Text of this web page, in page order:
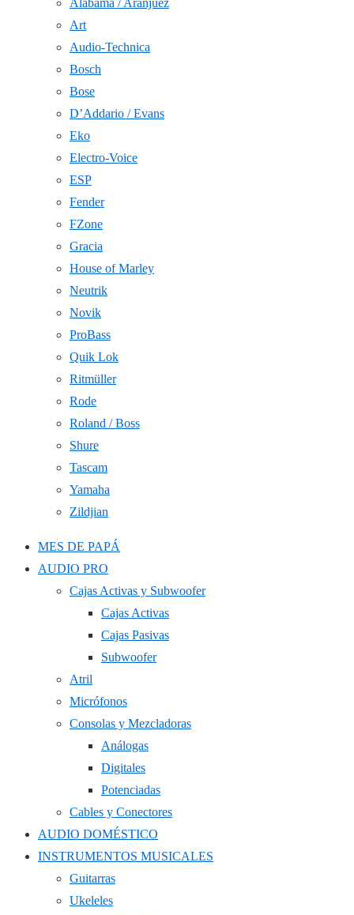
Alabama / Aranjuez
Art
Audio-Technica
Bosch
Bose
D’Addario / Evans
Eko
Electro-Voice
ESP
Fender
FZone
Gracia
House of Marley
Neutrik
Novik
ProBass
Quik Lok
Ritmüller
Rode
Roland / Boss
Shure
Tascam
Yamaha
Zildjian
MES DE PAPÁ
AUDIO PRO
Cajas Activas y Subwoofer
Cajas Activas
Cajas Pasivas
Subwoofer
Atril
Micrófonos
Consolas y Mezcladoras
Análogas
Digitales
Potenciadas
Cables y Conectores
AUDIO DOMÉSTICO
INSTRUMENTOS MUSICALES
Guitarras
Ukeleles